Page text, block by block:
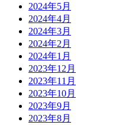
2024年5月
2024年4月
2024年3月
2024年2月
2024年1月
2023年12月
2023年11月
2023年10月
2023年9月
2023年8月